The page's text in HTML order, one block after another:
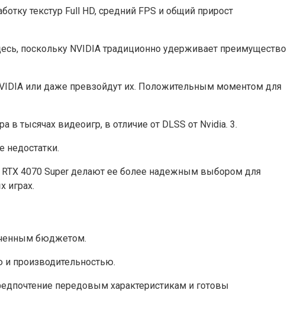
текстур Full HD, средний FPS и общий прирост
поскольку NVIDIA традиционно удерживает преимущество
или даже превзойдут их. Положительным моментом для
тысячах видеоигр, в отличие от DLSS от Nvidia. 3.
недостатки.
RTX 4070 Super делают ее более надежным выбором для
играх.
бюджетом.
производительностью.
передовым характеристикам и готовы